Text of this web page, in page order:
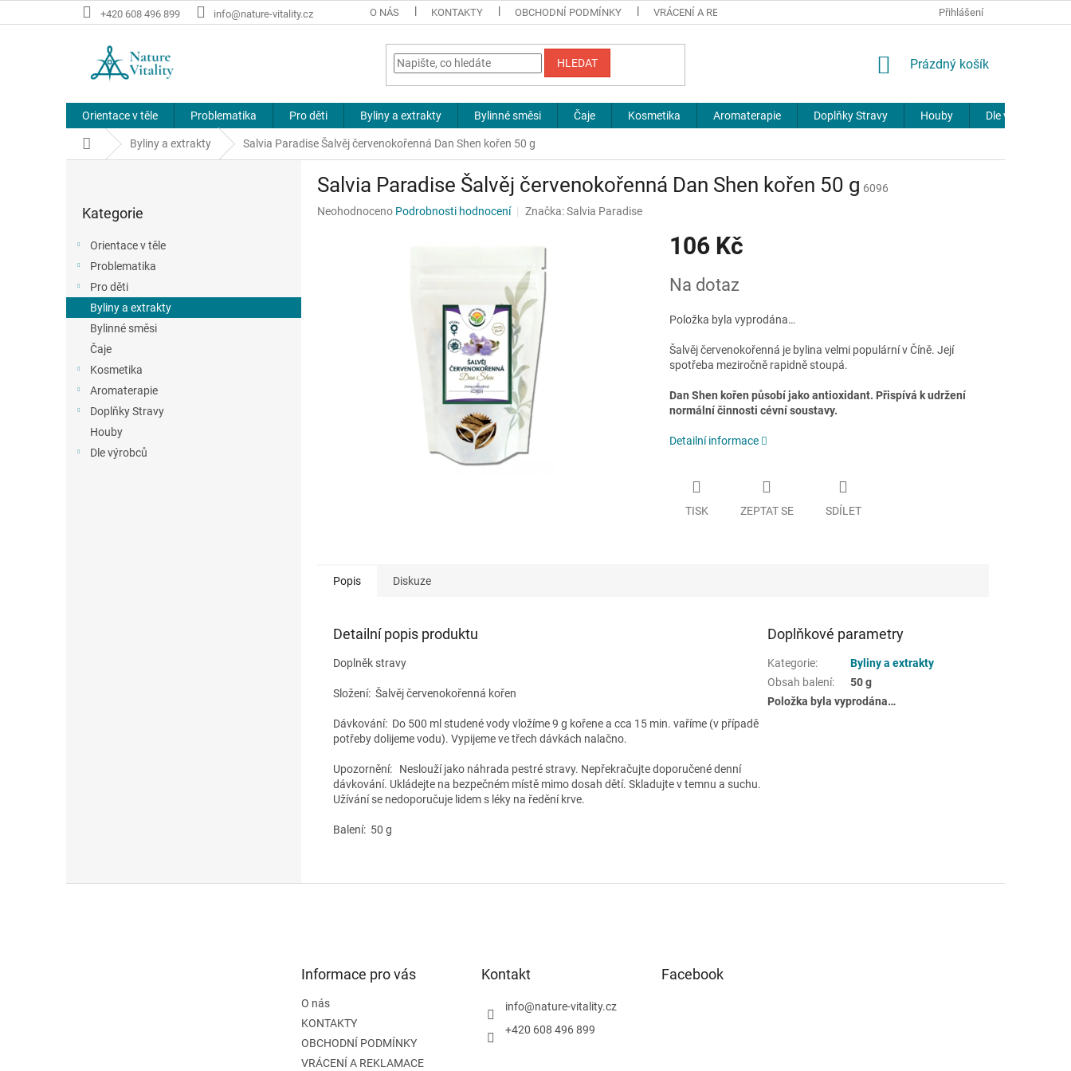
na
+420 608 496 899 info@nature-vitality.cz O NÁS KONTAKTY OBCHODNÍ PODMÍNKY VRÁCENÍ A REKLAMACE JOURNAL
Přihlášení
HLEDAT
NÁKUPNÍ
Prázdný košík
Orientace v těle Problematika Pro děti Byliny a extrakty Bylinné směsi Čaje Kosmetika Aromaterapie Doplňky Stravy Houby Dle výrobců
Domů Byliny a extrakty Salvia Paradise Šalvěj červenokořenná Dan Shen kořen 50 g
kategorie
Kategorie
Orientace v těle
Problematika
Pro děti
Byliny a extrakty
Bylinné směsi
Čaje
Kosmetika
Aromaterapie
Doplňky Stravy
Houby
Dle výrobců
Salvia Paradise Šalvěj červenokořenná Dan Shen kořen 50 g 6096
Průměrné
Neohodnoceno Podrobnosti hodnocení Značka:Salvia Paradise
106 Kč
cena:
Na dotaz
Položka byla vyprodána…
Šalvěj červenokořenná je bylina velmi populární v Číně. Její
spotřeba meziročně rapidně stoupá.
Dan Shen kořen působí jako antioxidant. Přispívá k udržení
normální činnosti cévní soustavy.
Detailní informace
TISK ZEPTAT SE SDÍLET
Popis Diskuze
Detailní popis produktu
Doplněk stravy
Složení: Šalvěj červenokořenná kořen
Dávkování: Do 500 ml studené vody vložíme 9 g kořene a cca 15 min. vaříme (v případě
potřeby dolijeme vodu). Vypijeme ve třech dávkách nalačno.
Upozornění:
Neslouží jako náhrada pestré stravy. Nepřekračujte doporučené denní
dávkování. Ukládejte na bezpečném místě mimo dosah dětí. Skladujte v temnu a suchu.
Užívání se nedoporučuje lidem s léky na ředění krve.
Balení: 50 g
Doplňkové parametry
Kategorie:
Byliny a extrakty
Obsah balení:
50 g
Položka byla vyprodána…
Informace pro vás
O nás
KONTAKTY
OBCHODNÍ PODMÍNKY
VRÁCENÍ A REKLAMACE
Kontakt
info@nature-vitality.cz
+420 608 496 899
Facebook